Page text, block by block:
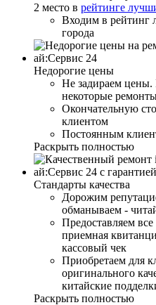
2 место в рейтинге
Входим в рейтинг
города
Недорогие цены
Не задираем
некоторые
Окончательную
клиентом
Постоянным
Раскрыть полностью
Стандарты качества
Дорожим
обманываем -
Предоставляем
приемная
кассовый чек
Приобретаем для
оригинального
китайские
Раскрыть полностью